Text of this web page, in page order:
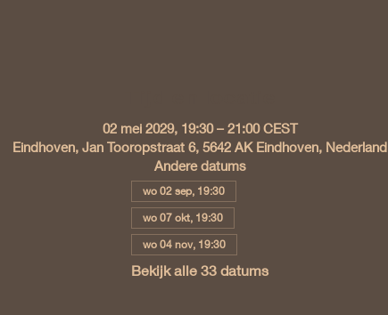
02 mei 2029, 19:30 – 21:00 CEST
Eindhoven, Jan Tooropstraat 6, 5642 AK Eindhoven, Nederland
Andere datums
wo 02 sep, 19:30
wo 07 okt, 19:30
wo 04 nov, 19:30
Bekijk alle 33 datums